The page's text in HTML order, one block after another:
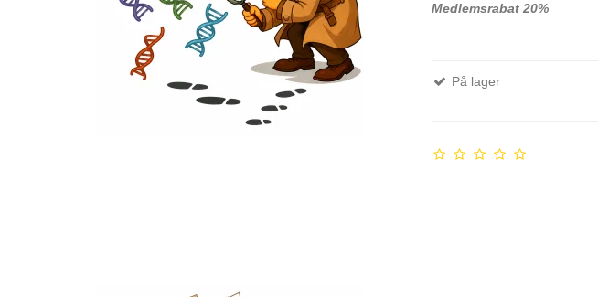
Medlemsrabat 20%
På lager